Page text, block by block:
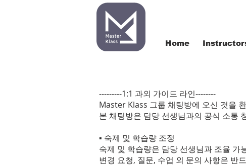
Home
---------1:1 과외 가이드 라인--------
Master Klass 그룹 채팅방에 오신 것을
본 채팅방은 담당 선생님과의 공식 소통
▪ 숙제 및 학습량 조정
숙제 및 학습량은 담당 선생님과 조율 가
변경 요청, 질문, 수업 외 문의 사항은 반